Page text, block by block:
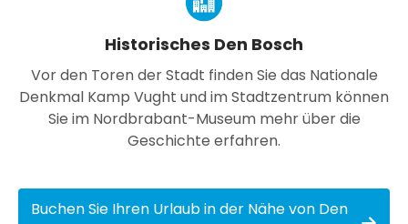
Historisches Den Bosch
Vor den Toren der Stadt finden Sie das Nationale
Denkmal Kamp Vught und im Stadtzentrum können
Sie im Nordbrabant-Museum mehr über die
Geschichte erfahren.
Buchen Sie Ihren Urlaub in der Nähe von Den